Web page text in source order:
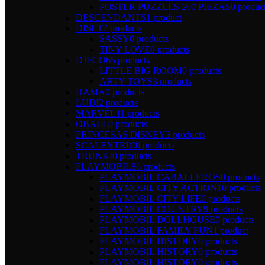
POSTER PUZZLES 200 PIEZAS0
DESCENDANTS1 product
DISET7 products
SASSY0 products
TINY LOVE0 products
DJECO65 products
LITTLE BIG ROOM0 products
ARTY TOYS3 products
HAMA0 products
LUDI2 products
MARVEL11 products
OBALL0 products
PRINCESAS DISNEY3 products
SCALEXTRIC0 products
TRUNKI0 products
PLAYMOBIL86 products
PLAYMOBIL CABALLEROS0 products
PLAYMOBIL CITY ACTION10 products
PLAYMOBIL CITY LIFE6 products
PLAYMOBIL COUNTRY9 products
PLAYMOBIL DOLLHOUSE0 products
PLAYMOBIL FAMILY FUN1 product
PLAYMOBIL HISTORY0 products
PLAYMOBIL HISTORY0 products
PLAYMOBIL HISTORY0 products